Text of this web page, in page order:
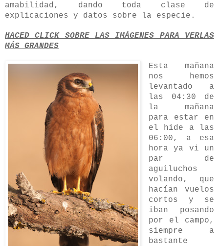
amabilidad, dando toda clase de
explicaciones y datos sobre la especie.
HACED CLICK SOBRE LAS IMÁGENES PARA VERLAS
MÁS GRANDES
Esta mañana
nos hemos
levantado a
las 04:30 de
la mañana
para estar en
el hide a las
06:00, a esa
hora ya vi un
par de
aguiluchos
volando, que
hacían vuelos
cortos y se
iban posando
por el campo,
siempre a
bastante